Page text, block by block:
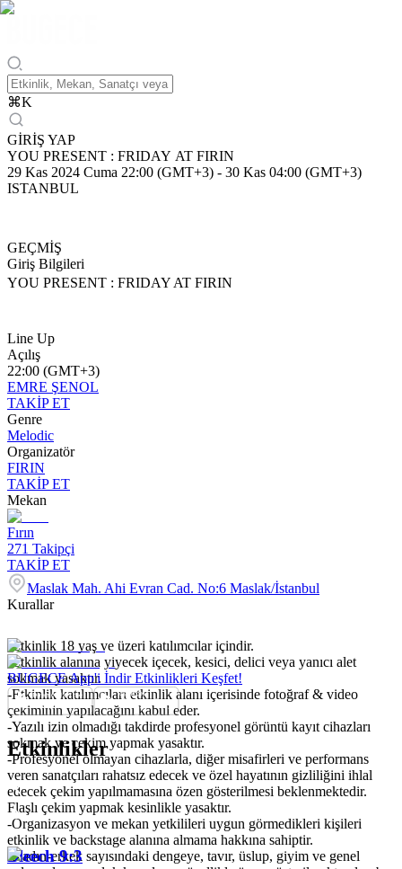
⌘K
GİRİŞ YAP
YOU PRESENT : FRIDAY AT FIRIN
29 Kas 2024 Cuma 22:00 (GMT+3) - 30 Kas 04:00 (GMT+3)
ISTANBUL
GEÇMİŞ
Giriş Bilgileri
YOU PRESENT : FRIDAY AT FIRIN
Line Up
Açılış
22:00 (GMT+3)
EMRE ŞENOL
TAKİP ET
Genre
Melodic
Organizatör
FIRIN
TAKİP ET
Mekan
Fırın
271 Takipçi
TAKİP ET
Maslak Mah. Ahi Evran Cad. No:6 Maslak/İstanbul
Kurallar
-Etkinlik 18 yaş ve üzeri katılımcılar içindir.
-Etkinlik alanına yiyecek içecek, kesici, delici veya yanıcı alet
sokmak yasaktır.
-Etkinlik katılımcıları etkinlik alanı içerisinde fotoğraf & video
çekiminin yapılacağını kabul eder.
-Yazılı izin olmadığı takdirde profesyonel görüntü kayıt cihazları
sokmak ve çekim yapmak yasaktır.
-Profesyonel olmayan cihazlarla, diğer misafirleri ve performans
veren sanatçıları rahatsız edecek ve özel hayatının gizliliğini ihlal
edecek çekim yapılmamasına özen gösterilmesi beklenmektedir.
Flaşlı çekim yapmak kesinlikle yasaktır.
-Organizasyon ve mekan yetkilileri uygun görmedikleri kişileri
etkinlik ve backstage alanına almama hakkına sahiptir.
-Kadın-erkek sayısındaki dengeye, tavır, üslup, giyim ve genel
BUGECE App'i İndir Etkinlikleri Keşfet!
Etkinlikler
Bleech 9:3